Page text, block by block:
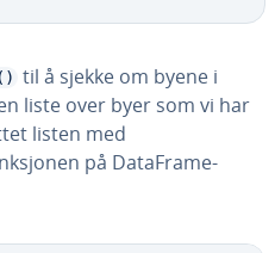
til å sjekke om byene i
liste over byer som vi har
listen med
på DataFrame-